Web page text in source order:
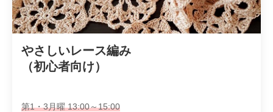
やさしいレース編み
（初心者向け）
第1・3月曜 13:00～15:00